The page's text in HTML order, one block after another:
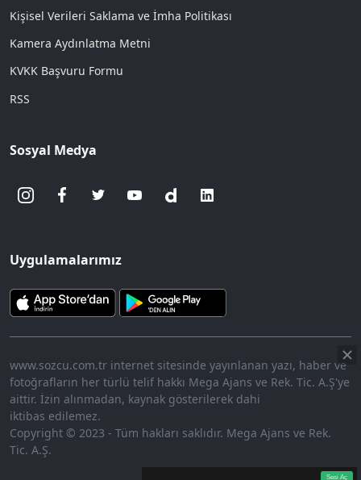
Aç
14.65%
Sesi Aç
Kişisel Verileri Saklama ve İmha Politikası
Kamera Aydınlatma Metni
KVKK Başvuru Formu
RSS
Sosyal Medya
Uygulamalarımız
www.sozcu.com.tr internet sitesinde yayınlanan yazı, haber ve
fotoğrafların her türlü telif hakkı Mega Ajans ve Rek. Tic. A.Ş'ye
aittir. İzin alınmadan, kaynak gösterilerek dahi
iktibas edilemez.
Copyright © 2023 - Tüm hakları saklıdır. Mega Ajans ve Rek.
Tic. A.Ş.